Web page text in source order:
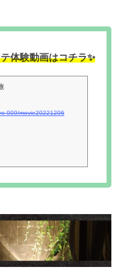
体験動画はコチラ✨
009/movie20221206